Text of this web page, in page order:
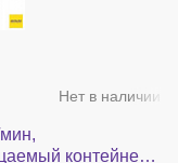
Нет в наличии
контейнер,